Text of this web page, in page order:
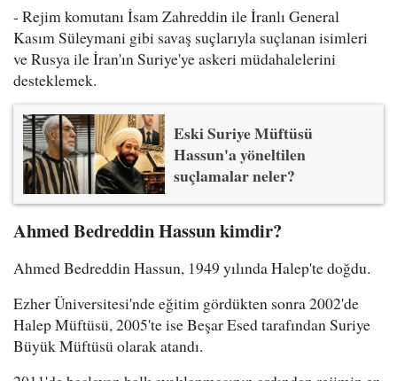
- Rejim komutanı İsam Zahreddin ile İranlı General
Kasım Süleymani gibi savaş suçlarıyla suçlanan isimleri
ve Rusya ile İran'ın Suriye'ye askeri müdahalelerini
desteklemek.
Eski Suriye Müftüsü
Hassun'a yöneltilen
suçlamalar neler?
Ahmed Bedreddin Hassun kimdir?
Ahmed Bedreddin Hassun, 1949 yılında Halep'te doğdu.
Ezher Üniversitesi'nde eğitim gördükten sonra 2002'de
Halep Müftüsü, 2005'te ise Beşar Esed tarafından Suriye
Büyük Müftüsü olarak atandı.